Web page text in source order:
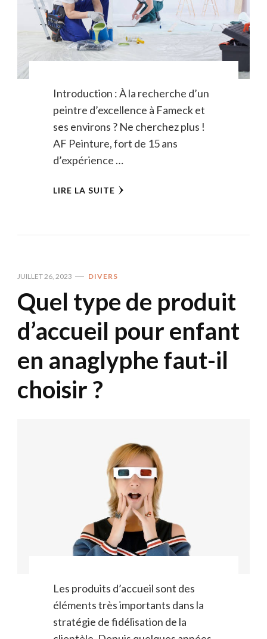
Introduction : À la recherche d’un
peintre d’excellence à Fameck et
ses environs ? Ne cherchez plus !
AF Peinture, fort de 15 ans
d’expérience …
LIRE LA SUITE
JUILLET 26, 2023 DIVERS
Quel type de produit
d’accueil pour enfant
en anaglyphe faut-il
choisir ?
Les produits d’accueil sont des
éléments très importants dans la
stratégie de fidélisation de la